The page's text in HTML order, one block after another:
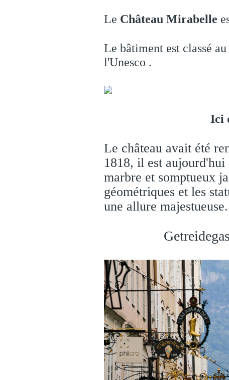
Le Château Mirabelle
Le bâtiment est classé
l'Unesco .
Ici
Le château avait été
1818, il est aujourd'hui
marbre et somptueux
géométriques et les
une allure majestueuse.